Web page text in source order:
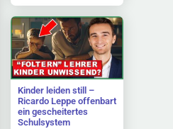
Kinder leiden still –
Ricardo Leppe offenbart
ein gescheitertes
Schulsystem